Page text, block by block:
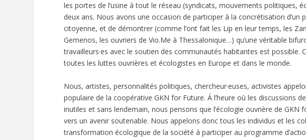
les portes de l’usine à tout le réseau (syndicats, mouvements politiques,
deux ans. Nous avons une occasion de participer à la concrétisation
citoyenne, et de démontrer (comme l’ont fait les Lip en leur temps, les
Gemenos, les ouvriers de Vio.Me à Thessalonique…) qu’une véritable
travailleurs·es avec le soutien des communautés habitantes est
toutes les luttes ouvrières et écologistes en Europe et dans le monde.
Nous, artistes, personnalités politiques, chercheur·euses, activistes
populaire de la coopérative GKN for Future. Á l’heure où les discussions
inutiles et sans lendemain, nous pensons que l’écologie ouvrière de GKN
vers un avenir soutenable. Nous appelons donc tous les individus et les
transformation écologique de la société à participer au programme